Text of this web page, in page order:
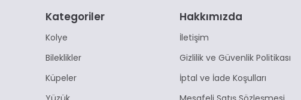
Kategoriler
Kolye
Bileklikler
Küpeler
Hakkımızda
İletişim
Gizlilik ve Güvenlik Politikası
İptal ve İade Koşulları